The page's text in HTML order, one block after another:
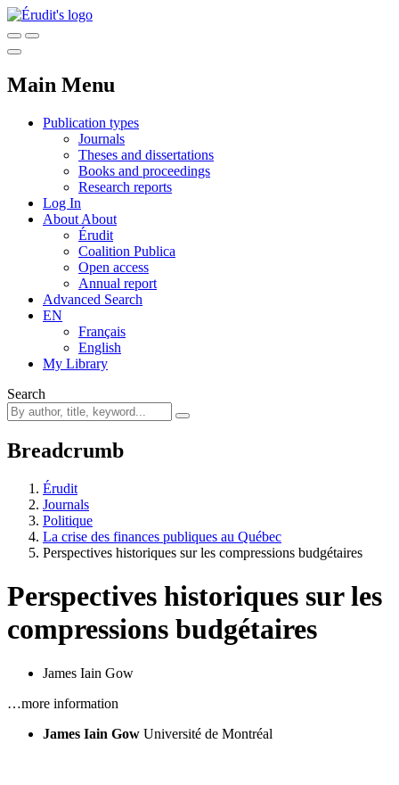
Main Menu
Publication types
Journals
Theses and dissertations
Books and proceedings
Research reports
Log In
About About
Érudit
Coalition Publica
Open access
Annual report
Advanced Search
EN
Français
English
My Library
Search
Breadcrumb
Érudit
Journals
Politique
La crise des finances publiques au Québec
Perspectives historiques sur les compressions budgétaires
Perspectives historiques sur les
compressions budgétaires
James Iain Gow
…more information
James Iain Gow Université de Montréal